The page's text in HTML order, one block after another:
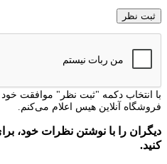
با انتخاب دکمه "ثبت نظر" موافقت خود
فروشگاه آنلاین هیس اعلام می‌کنم.
دیگران را با نوشتن نظرات خود،
کنید.